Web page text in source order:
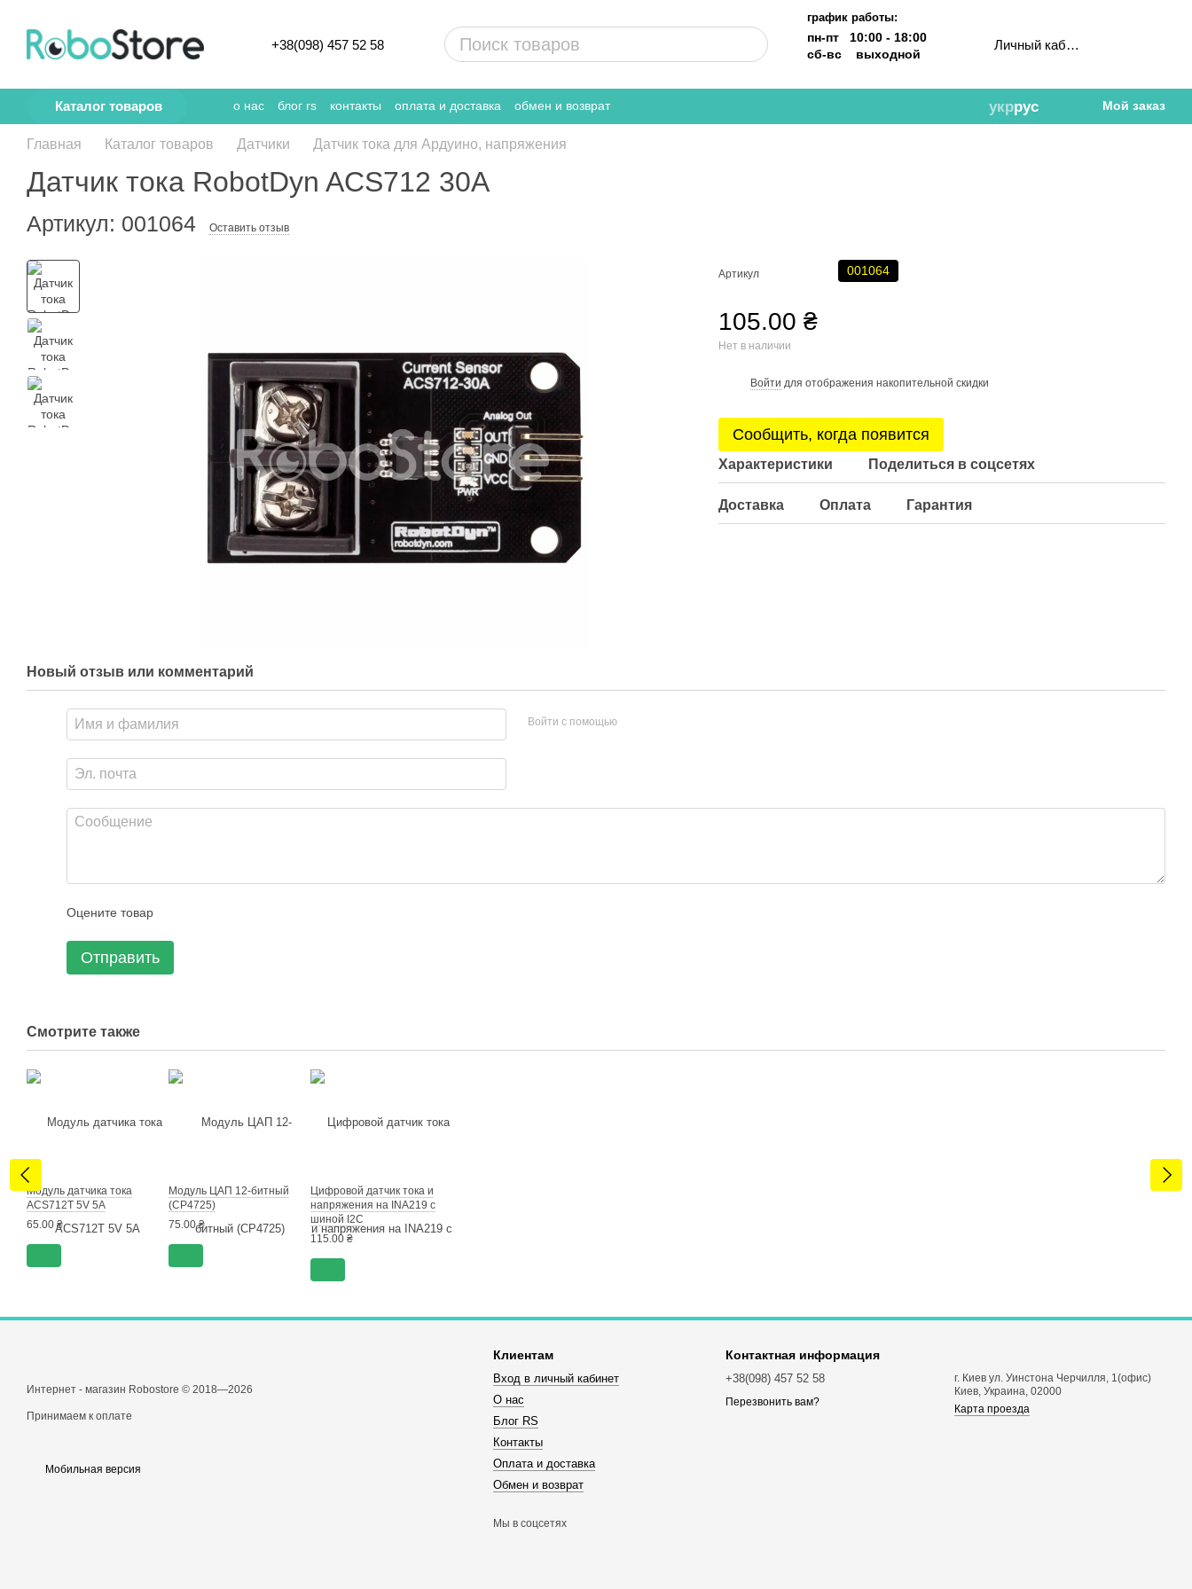
+38(098) 457 52 58
график работы:
пн-пт 10:00 - 18:00
сб-вс выходной
Личный кабинет
Каталог товаров о нас блог rs контакты оплата и доставка обмен и возврат укррус Мой заказ
Главная Каталог товаров Датчики Датчик тока для Ардуино, напряжения
Датчик тока RobotDyn ACS712 30A
Артикул: 001064 Оставить отзыв
Артикул 001064
105.00 ₴
Нет в наличии
Войти для отображения накопительной скидки
Сообщить, когда появится
Характеристики Поделиться в соцсетях
Доставка Оплата Гарантия
Новый отзыв или комментарий
Войти с помощью
Оцените товар
Отправить
Смотрите также
Модуль датчика тока
ACS712T 5V 5A
65.00 ₴
Модуль ЦАП 12-битный
(CP4725)
75.00 ₴
Цифровой датчик тока и
напряжения на INA219 с
шиной I2C
115.00 ₴
Интернет - магазин Robostore © 2018—2026
Принимаем к оплате
Мобильная версия
Клиентам
Вход в личный кабинет
О нас
Блог RS
Контакты
Оплата и доставка
Обмен и возврат
Мы в соцсетях
Контактная информация
+38(098) 457 52 58
Перезвонить вам?
г. Киев ул. Уинстона Черчилля, 1(офис)
Киев, Украина, 02000
Карта проезда